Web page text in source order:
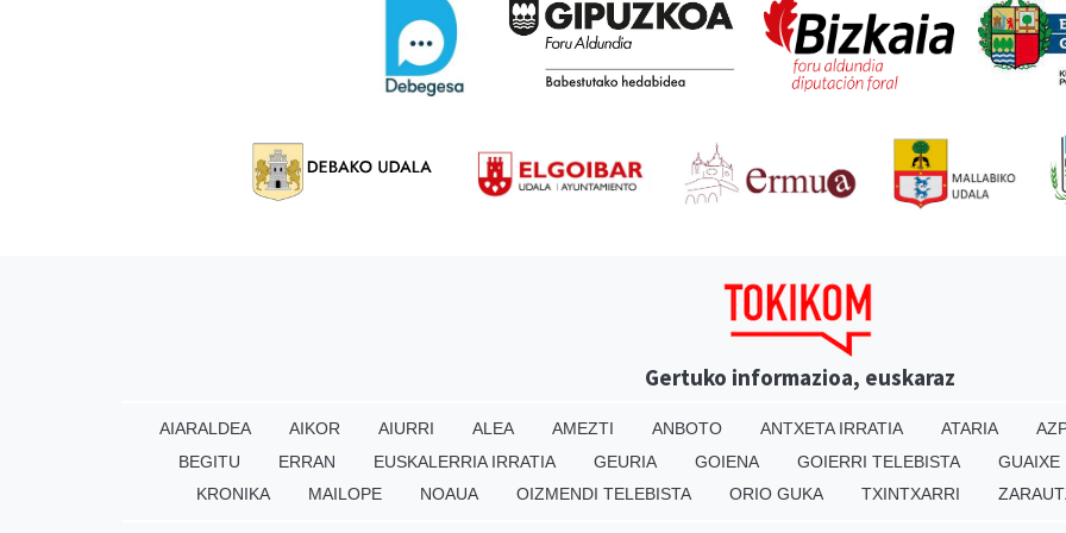
Gertuko informazioa, euskaraz
AIARALDEA AIKOR AIURRI ALEA AMEZTI ANBOTO ANTXETA IRRATIA ATARIA
BEGITU
ERRAN EUSKALERRIA IRRATIA GEURIA GOIENA GOIERRI TELEBISTA
GUAIXE
KRONIKA
MAILOPE NOAUA OIZMENDI TELEBISTA ORIO GUKA TXINTXARRI